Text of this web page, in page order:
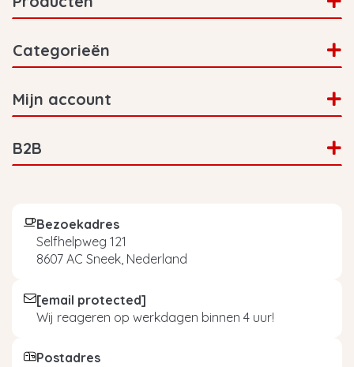
Categorieën
Mijn account
B2B
Bezoekadres
Selfhelpweg 121
8607 AC Sneek, Nederland
[email protected]
Wij reageren op werkdagen binnen 4 uur!
Postadres